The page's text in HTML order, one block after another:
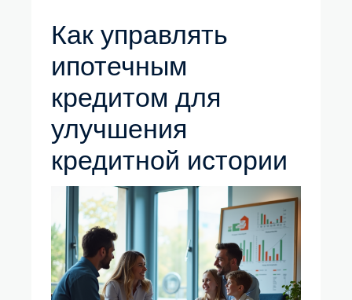
Как управлять
ипотечным
кредитом для
улучшения
кредитной истории